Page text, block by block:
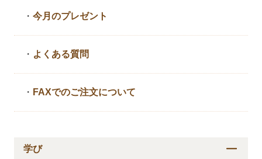
・今月のプレゼント
・ よくある質問
・ FAXでのご注文について
学び